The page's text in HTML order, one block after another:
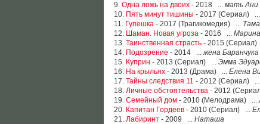
9. Одна ложь на двоих - 2018 ... мать Ани
10. Пять минут тишины - 2017 (Сериал) ...
11. Гупешка - 2017 (Трагикомедия) ...
12. Шаман. Новая угроза - 2016 ...
13. Таинственная страсть - 2015
14. Подозрение - 2014 ...жена Баранчука
15. Куприн - 2013 (Сериал) ... Эмма
16. На крыльях - 2013 (Драма) ... Елена
17. Тайны следствия 11 - 2012 (Сериал)
18. Личные обстоятельства - 2012
19. Семейный дом - 2010 (Мелодрама) ...
20. Капитан Гордеев - 2010 (Сериал) ...
21. Лабиринт - 2009 ... Наташа